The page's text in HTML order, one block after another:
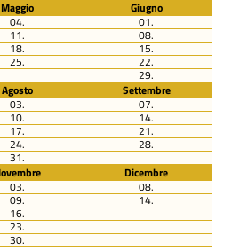
Maggio
Giugno
04. 01.
11. 08.
18. 15.
25. 22.
29.
Agosto
Settembre
03. 07.
10. 14.
17. 21.
24. 28.
31.
Dicembre
03. 08.
09. 14.
16.
23.
30.